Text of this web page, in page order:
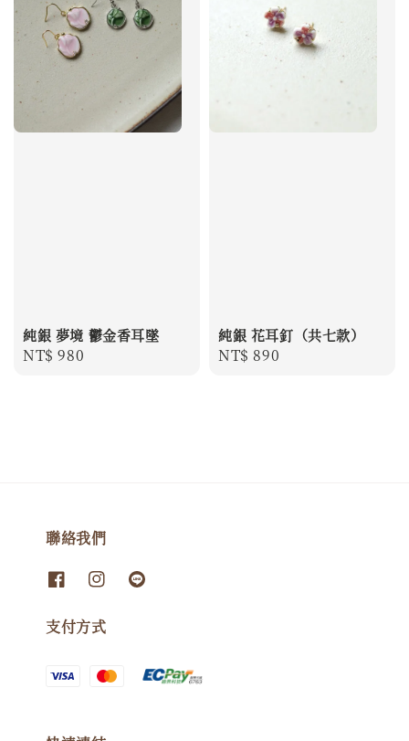
純銀 夢境 鬱金香耳墜
Regular
NT$ 980
純銀 花耳釘（共七款）
Regular
NT$ 890
聯絡我們
支付方式